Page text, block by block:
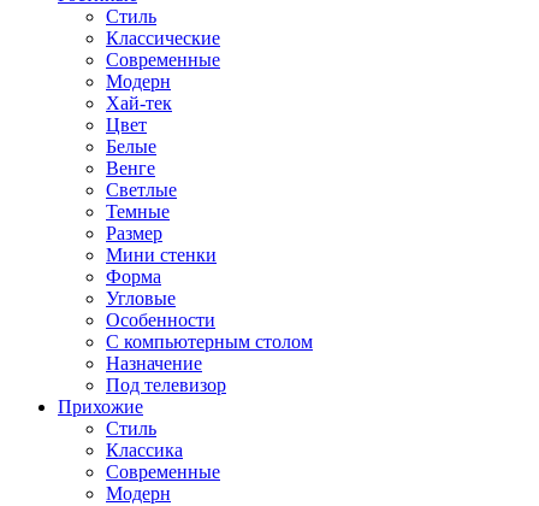
Стиль
Классические
Современные
Модерн
Хай-тек
Цвет
Белые
Венге
Светлые
Темные
Размер
Мини стенки
Форма
Угловые
Особенности
С компьютерным столом
Назначение
Под телевизор
Прихожие
Стиль
Классика
Современные
Модерн